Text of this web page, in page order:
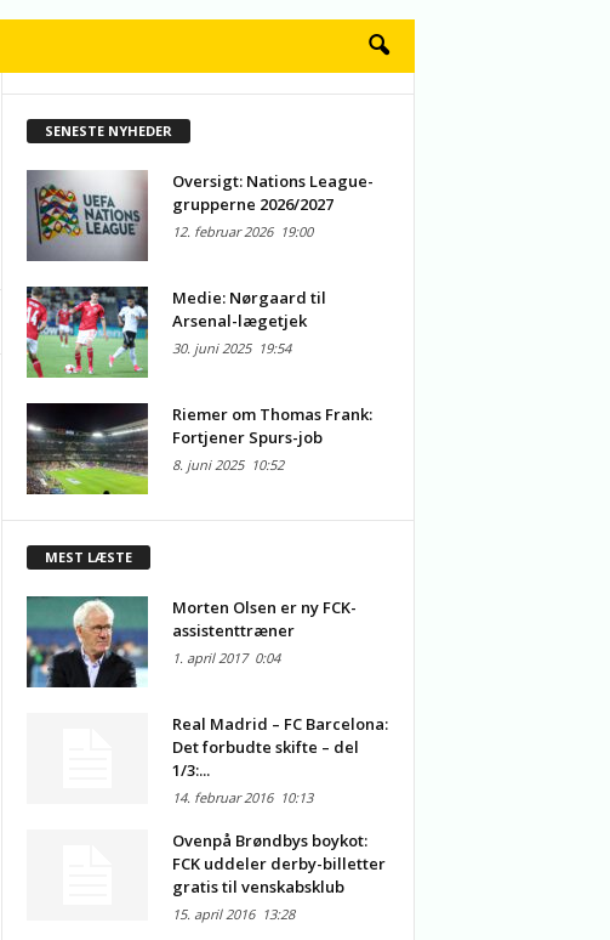
SENESTE NYHEDER
Oversigt: Nations League-
grupperne 2026/2027
12. februar 202619:00
Medie: Nørgaard til
Arsenal-lægetjek
30. juni 202519:54
Riemer om Thomas Frank:
Fortjener Spurs-job
8. juni 202510:52
MEST LÆSTE
Morten Olsen er ny FCK-
assistenttræner
1. april 20170:04
Real Madrid – FC Barcelona:
Det forbudte skifte – del
1/3:...
14. februar 201610:13
Ovenpå Brøndbys boykot:
FCK uddeler derby-billetter
gratis til venskabsklub
15. april 201613:28